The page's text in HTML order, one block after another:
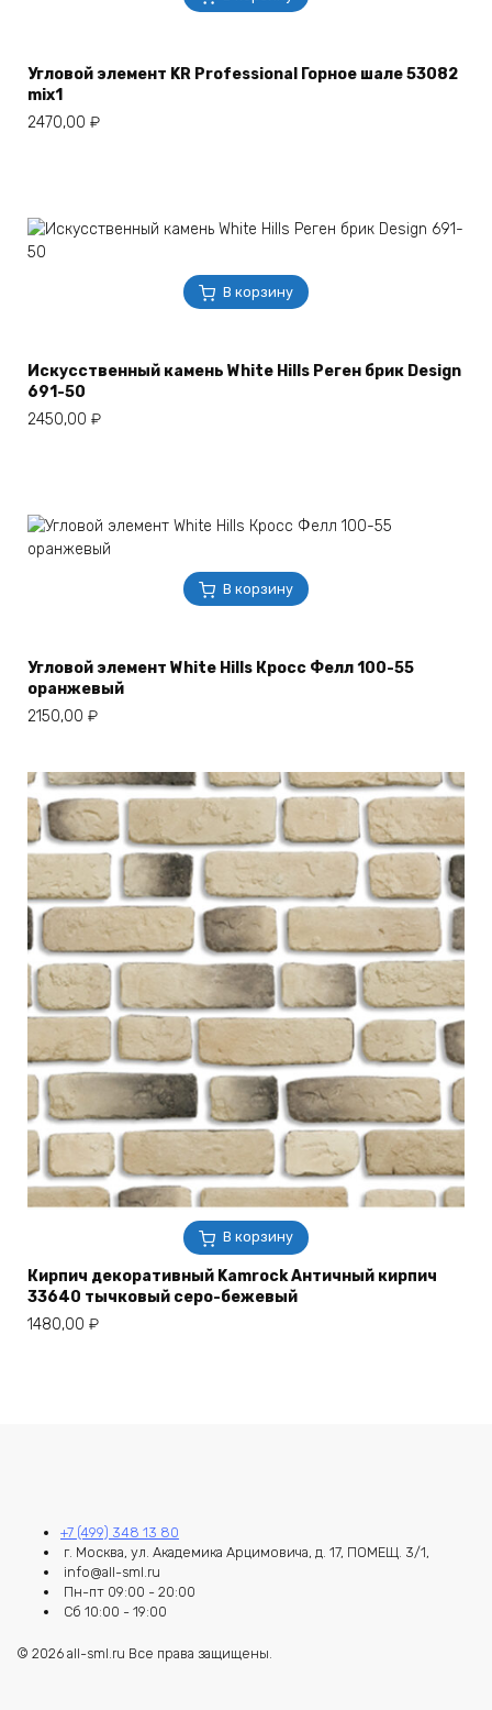
Угловой элемент KR Professional Горное шале 53082
mix1
2470,00 ₽
В корзину
Искусственный камень White Hills Реген брик Design
691-50
2450,00 ₽
В корзину
Угловой элемент White Hills Кросс Фелл 100-55
оранжевый
2150,00 ₽
В корзину
Кирпич декоративный Kamrock Античный кирпич
33640 тычковый серо-бежевый
1480,00 ₽
+7 (499) 348 13 80
г. Москва, ул. Академика Арцимовича, д. 17, ПОМЕЩ. 3/1,
info@all-sml.ru
Пн-пт 09:00 - 20:00
Сб 10:00 - 19:00
© 2026 all-sml.ru Все права защищены.